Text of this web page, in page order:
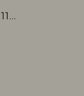
JXSEVILLE SHORTS MW R111 DNM